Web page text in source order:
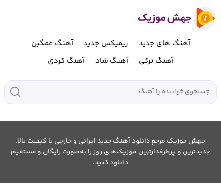
آهنگ های جدید ریمیکس جدید
آهنگ غمگین
آهنگ ترکی
آهنگ شاد آهنگ کردی
جهش موزیک مرجع دانلود آهنگ جدید ایرانی و خارجی با کیفیت بالا.
جدیدترین و پرطرفدارترین موزیک‌های روز را به‌صورت رایگان و مستقیم
دانلود کنید.